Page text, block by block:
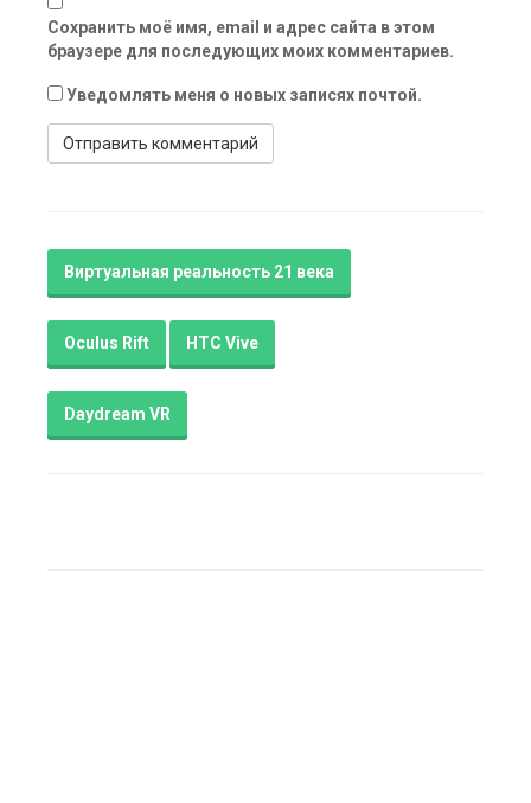
Сохранить моё имя, email и адрес сайта в этом
браузере для последующих моих комментариев.
Уведомлять меня о новых записях почтой.
Виртуальная реальность 21 века
Oculus Rift HTC Vive
Daydream VR